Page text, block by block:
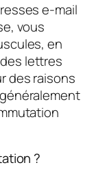
e-mail
vous
en
lettres
des raisons
?